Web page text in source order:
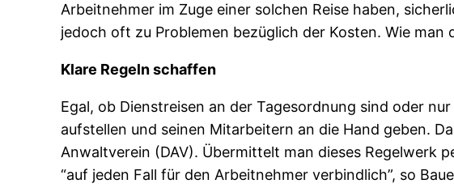
Arbeitnehmer im Zuge einer solchen Reise haben,
jedoch oft zu Problemen bezüglich der Kosten. Wie
Klare Regeln schaffen
Egal, ob Dienstreisen an der Tagesordnung sind oder
aufstellen und seinen Mitarbeitern an die Hand geben.
Anwaltverein (DAV). Übermittelt man dieses Regelwerk
“auf jeden Fall für den Arbeitnehmer verbindlich”, so